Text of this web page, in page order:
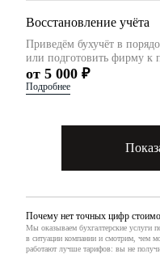
Восстановление учёта
Приведём бухучёт в
или подготовить фирму к
от 5 000 ₽
Подробнее
Почему нет точных цифр
Мы оказываем бухгалтерские услуги
в ситуации компании и смотрим, чем
работают лучше тарифов: вы не